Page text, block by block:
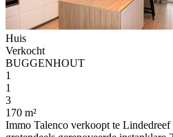
Huis
Verkocht
BUGGENHOUT
1
1
3
170 m²
Immo Talenco verkoopt te